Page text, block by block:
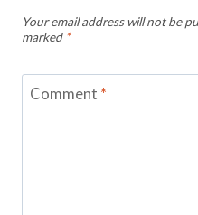
Your email address will not be
marked *
Comment *